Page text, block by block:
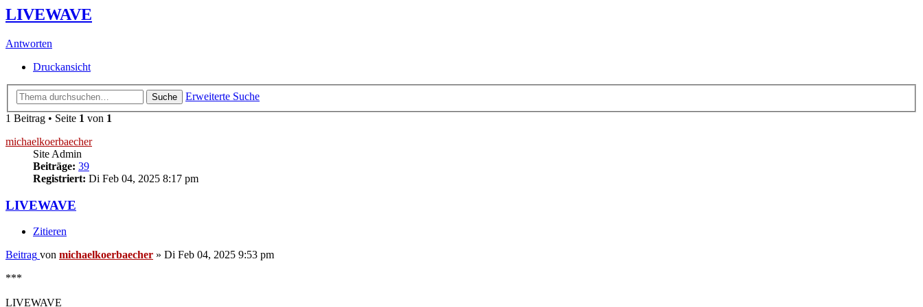
LIVEWAVE
Antworten
Druckansicht
Suche
Erweiterte Suche
1 Beitrag • Seite 1 von 1
michaelkoerbaecher
Site Admin
Beiträge: 39
Registriert: Di Feb 04, 2025 8:17 pm
LIVEWAVE
Zitieren
Beitrag von michaelkoerbaecher » Di Feb 04, 2025 9:53 pm
***
LIVEWAVE